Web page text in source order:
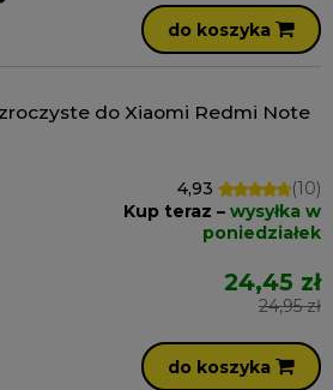
do koszyka
do Xiaomi Redmi Note
4,93
(10)
Kup teraz – wysyłka w
poniedziałek
24,45 zł
24,95 zł
do koszyka